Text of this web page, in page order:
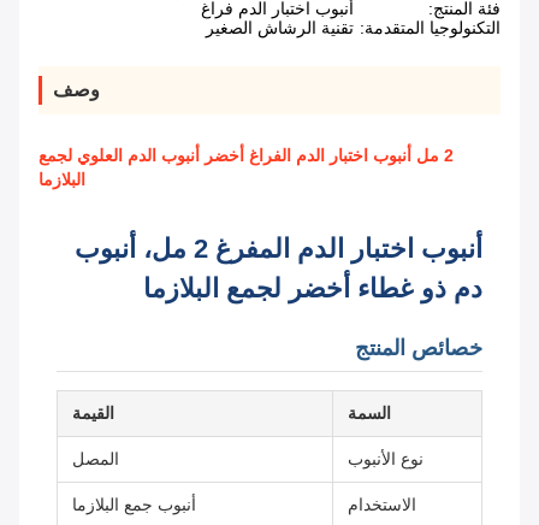
فئة المنتج:
أنبوب اختبار الدم فراغ
التكنولوجيا المتقدمة: تقنية الرشاش الصغير
وصف
2 مل أنبوب اختبار الدم الفراغ أخضر أنبوب الدم العلوي لجمع
البلازما
أنبوب اختبار الدم المفرغ 2 مل، أنبوب
دم ذو غطاء أخضر لجمع البلازما
خصائص المنتج
السمة القيمة
نوع الأنبوب المصل
الاستخدام أنبوب جمع البلازما